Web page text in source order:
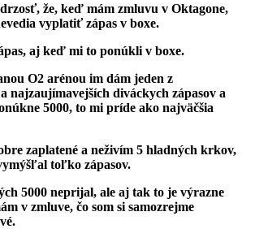
že, keď mám zmluvu v Oktagone,
vyplatiť zápas v boxe.
aj keď mi to ponúkli v boxe.
O2 arénou im dám jeden z
najzaujímavejších diváckych zápasov a
5000, to mi príde ako najväčšia
zaplatené a neživím 5 hladných krkov,
toľko zápasov.
5000 neprijal, ale aj tak to je výrazne
v zmluve, čo som si samozrejme